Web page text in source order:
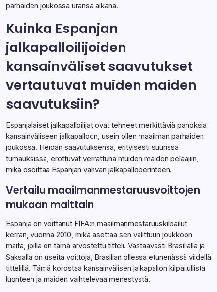
parhaiden joukossa uransa aikana.
Kuinka Espanjan
jalkapalloilijoiden
kansainväliset saavutukset
vertautuvat muiden maiden
saavutuksiin?
Espanjalaiset jalkapalloilijat ovat tehneet merkittäviä panoksia
kansainväliseen jalkapalloon, usein ollen maailman parhaiden
joukossa. Heidän saavutuksensa, erityisesti suurissa
turnauksissa, erottuvat verrattuna muiden maiden pelaajiin,
mikä osoittaa Espanjan vahvan jalkapalloperinteen.
Vertailu maailmanmestaruusvoittojen
mukaan maittain
Espanja on voittanut FIFA:n maailmanmestaruuskilpailut
kerran, vuonna 2010, mikä asettaa sen valittuun joukkoon
maita, joilla on tämä arvostettu titteli. Vastaavasti Brasilialla ja
Saksalla on useita voittoja, Brasilian ollessa etunenässä viidellä
tittelillä. Tämä korostaa kansainvälisen jalkapallon kilpailullista
luonteen ja maiden vaihtelevaa menestystä.